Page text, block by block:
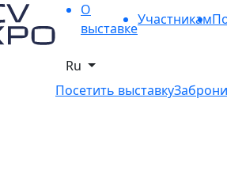
О
выставке
Участникам
Ru
Посетить выставку